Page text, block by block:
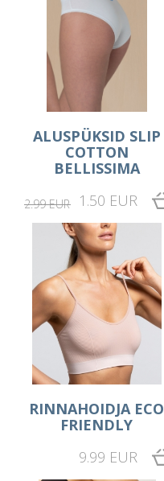
ALUSPÜKSID SLIP
COTTON
BELLISSIMA
2.99 EUR 1.50 EUR
RINNAHOIDJA ECO
FRIENDLY
9.99 EUR